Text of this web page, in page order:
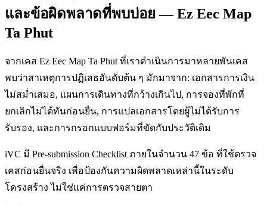
และข้อผิดพลาดที่พบบ่อย — Ez Eec Map
Ta Phut
จากเคส Ez Eec Map Ta Phut ที่เราดำเนินการมาหลายพันเคส
พบว่าสาเหตุการปฏิเสธอันดับต้น ๆ มักมาจาก: เอกสารการเงิน
ไม่สม่ำเสมอ, แผนการเดินทางที่กว้างเกินไป, การจองที่พักที่
ยกเลิกไม่ได้ทันก่อนยื่น, การแปลเอกสารโดยผู้ไม่ได้รับการ
รับรอง, และการกรอกแบบฟอร์มที่ขัดกับประวัติเดิม
iVC มี Pre-submission Checklist ภายในจำนวน 47 ข้อ ที่ใช้ตรวจ
เคสก่อนยื่นจริง เพื่อป้องกันความผิดพลาดเหล่านี้ในระดับ
โครงสร้าง ไม่ใช่แค่การตรวจสายตา